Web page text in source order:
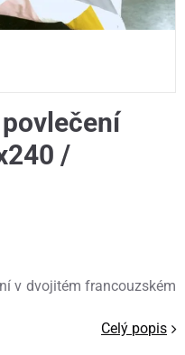
/
v dvojitém francouzském
Celý popis